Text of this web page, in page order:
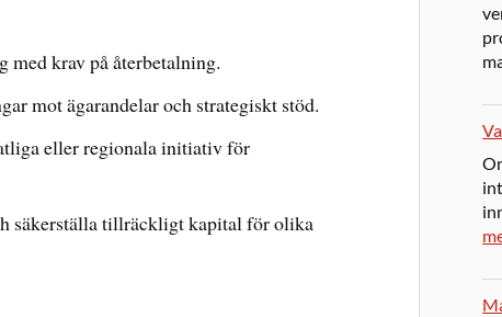
med krav på återbetalning.
mot ägarandelar och strategiskt stöd.
eller regionala initiativ för
säkerställa tillräckligt kapital för olika